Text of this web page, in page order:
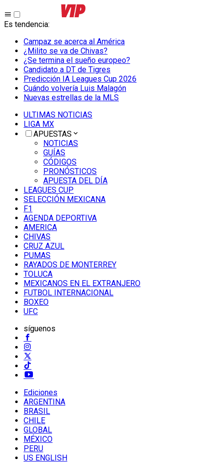
Es tendencia:
Campaz se acerca al América
¿Milito se va de Chivas?
¿Se termina el sueño europeo?
Candidato a DT de Tigres
Predicción IA Leagues Cup 2026
Cuándo volvería Luis Malagón
Nuevas estrellas de la MLS
ULTIMAS NOTICIAS
LIGA MX
APUESTAS
NOTICIAS
GUÍAS
CÓDIGOS
PRONÓSTICOS
APUESTA DEL DÍA
LEAGUES CUP
SELECCIÓN MEXICANA
F1
AGENDA DEPORTIVA
AMERICA
CHIVAS
CRUZ AZUL
PUMAS
RAYADOS DE MONTERREY
TOLUCA
MEXICANOS EN EL EXTRANJERO
FUTBOL INTERNACIONAL
BOXEO
UFC
síguenos
Ediciones
ARGENTINA
BRASIL
CHILE
GLOBAL
MÉXICO
PERU
US ENGLISH